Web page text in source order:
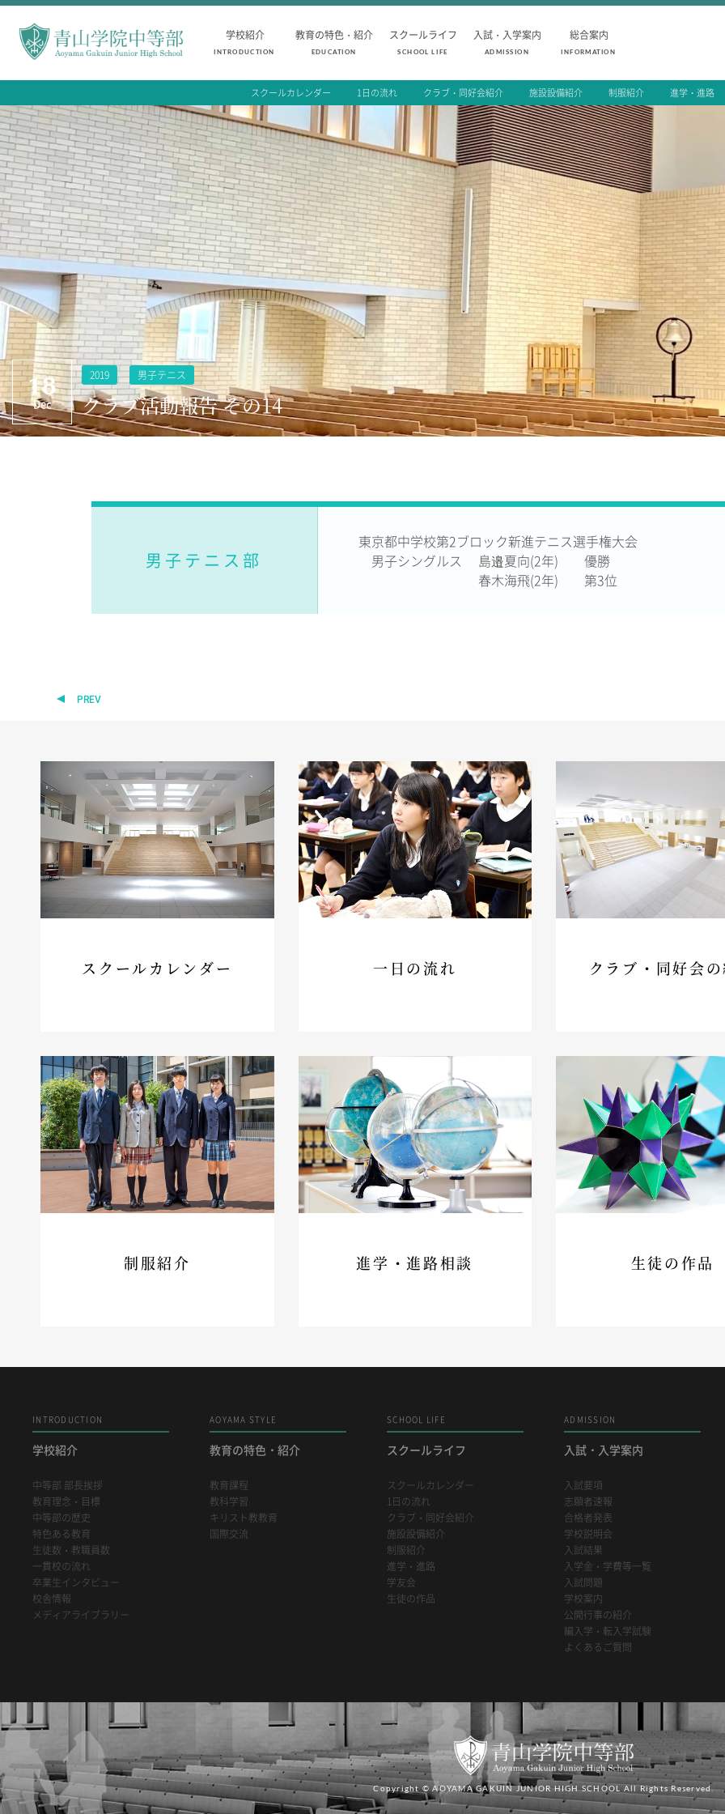
学校紹介
INTRODUCTION
教育の特色・紹介
EDUCATION
スクールライフ
SCHOOL LIFE
入試・入学案内
ADMISSION
総合案内
INFORMATION
学校紹介
中等部 部長挨拶
教育理念・目標
中等部の歴史
特色ある教育
生徒数・教職員数
一貫校の流れ
卒業生インタビュー
校舎情報
メディアライブラリー
AOYAMA STYLE
教育の特色・紹介
教育課程
教科学習
キリスト教教育
国際交流
SCHOOL LIFE
スクールライフ
スクールカレンダー
1日の流れ
クラブ・同好会紹介
施設設備紹介
制服紹介
進学・進路
学友会
生徒の作品
ADMISSION
合格者発表
学校説明会
入試結果
入学金・学費
入試問題
学校案内
公開行事の紹
編入学・転入
よくあるご質
スクールカレンダー 1日の流れ クラブ・同好会紹介 施設設備紹介 制服紹介 進学・進路
18
Dec
2019 男子テニス
クラブ活動報告 その14
男子テニス部
東京都中学校第2ブロック新進テニス選手権大会
男子シングルス 島邉夏向(2年) 優勝
春木海飛(2年) 第3位
PREV
スクールカレンダー 一日の流れ クラブ・同好会
制服紹介 進学・進路相談 生徒の作品
INTRODUCTION
学校紹介
中等部 部長挨拶
教育理念・目標
中等部の歴史
特色ある教育
生徒数・教職員数
一貫校の流れ
卒業生インタビュー
校舎情報
メディアライブラリー
AOYAMA STYLE
教育の特色・紹介
教育課程
教科学習
キリスト教教育
国際交流
SCHOOL LIFE
スクールライフ
スクールカレンダー
1日の流れ
クラブ・同好会紹介
施設設備紹介
制服紹介
進学・進路
学友会
生徒の作品
ADMISSION
入試・入学案内
入試要項
志願者速報
合格者発表
学校説明会
入試結果
入学金・学費等一覧
入試問題
学校案内
公開行事の紹介
編入学・転入学試験
よくあるご質問
Copyright © AOYAMA GAKUIN JUNIOR HIGH SCHOOL All Rights Reserved.